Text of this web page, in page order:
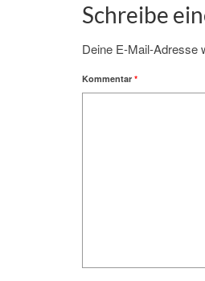
Schreibe
Deine E-Mail-Adresse
Kommentar *